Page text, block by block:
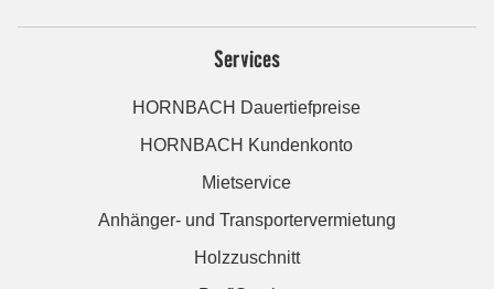
Services
HORNBACH Dauertiefpreise
HORNBACH Kundenkonto
Mietservice
Anhänger- und Transportervermietung
Holzzuschnitt